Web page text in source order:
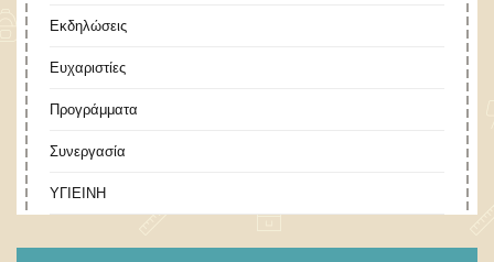
Εκδηλώσεις
Ευχαριστίες
Προγράμματα
Συνεργασία
ΥΓΙΕΙΝΗ